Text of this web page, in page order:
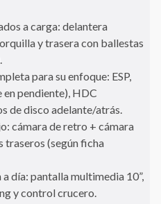
a carga: delantera
y trasera con ballestas
para su enfoque: ESP,
en pendiente), HDC
de disco adelante/atrás.
cámara de retro + cámara
traseros (según ficha
día: pantalla multimedia 10”,
y control crucero.